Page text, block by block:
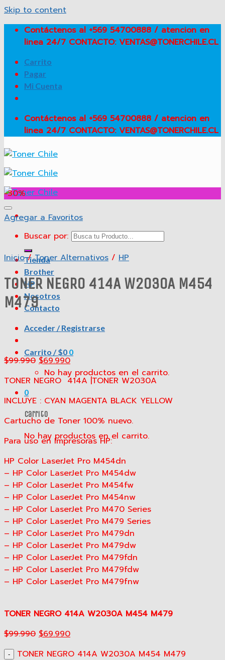
Skip to content
Contáctenos al +569 54700888 / atencion en
linea 24/7 CONTACTO: VENTAS@TONERCHILE.CL
Carrito
Pagar
Mi Cuenta
Contáctenos al +569 54700888 / atencion en
linea 24/7 CONTACTO: VENTAS@TONERCHILE.CL
Buscar por:
Tienda
Brother
HP
Nosotros
Contacto
Acceder / Registrarse
Carrito /$0 0
No hay productos en el carrito.
0
Carrito
No hay productos en el carrito.
-30%
Agregar a Favoritos
Inicio / Toner Alternativos / HP
TONER NEGRO 414A W2030A M454
M479
$99.990 $69.990
TONER NEGRO 414A |TONER W2030A
INCLUYE : CYAN MAGENTA BLACK YELLOW
Cartucho de Toner 100% nuevo.
Para uso en Impresoras HP:
HP Color LaserJet Pro M454dn
– HP Color LaserJet Pro M454dw
– HP Color LaserJet Pro M454fw
– HP Color LaserJet Pro M454nw
– HP Color LaserJet Pro M470 Series
– HP Color LaserJet Pro M479 Series
– HP Color LaserJet Pro M479dn
– HP Color LaserJet Pro M479dw
– HP Color LaserJet Pro M479fdn
– HP Color LaserJet Pro M479fdw
– HP Color LaserJet Pro M479fnw
TONER NEGRO 414A W2030A M454 M479
$99.990 $69.990
TONER NEGRO 414A W2030A M454 M479